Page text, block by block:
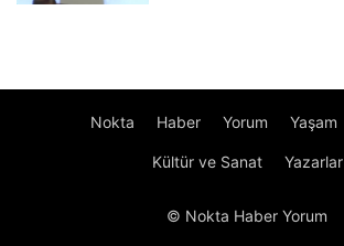
Nokta Haber Yorum Yaşam
Kültür ve Sanat Yazarlar
© Nokta Haber Yorum